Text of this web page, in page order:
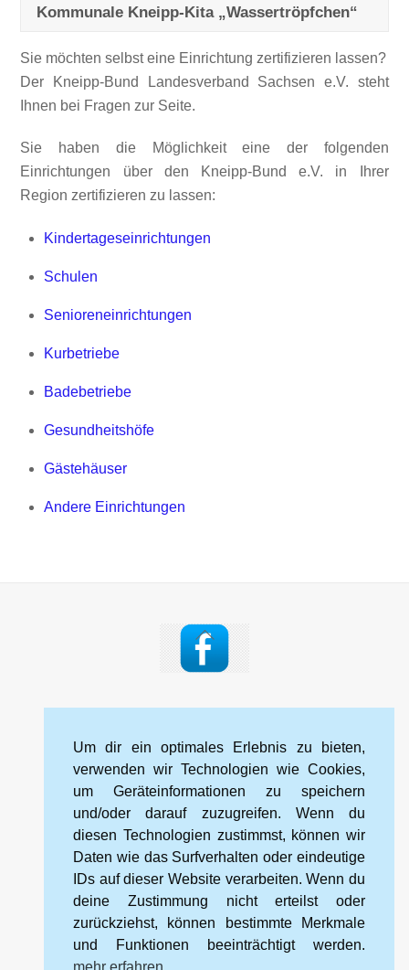
Kommunale Kneipp-Kita „Wassertröpfchen“
Sie möchten selbst eine Einrichtung zertifizieren lassen?
Der Kneipp-Bund Landesverband Sachsen e.V. steht
Ihnen bei Fragen zur Seite.
Sie haben die Möglichkeit eine der folgenden
Einrichtungen über den Kneipp-Bund e.V. in Ihrer
Region zertifizieren zu lassen:
Kindertageseinrichtungen
Schulen
Senioreneinrichtungen
Kurbetriebe
Badebetriebe
Gesundheitshöfe
Gästehäuser
Andere Einrichtungen
Back
To
Cookie-Richtlinie (EU)
Kneipp-Bund Landesverband Sachsen e. V.
Wehlener Straße 46
01067 Dresden
Tel.: 0351 328 99 88 2
Mobil: 0172 566 94 16
Um dir ein optimales Erlebnis zu bieten,
verwenden wir Technologien wie Cookies,
um Geräteinformationen zu speichern
und/oder darauf zuzugreifen. Wenn du
diesen Technologien zustimmst, können wir
Daten wie das Surfverhalten oder eindeutige
IDs auf dieser Website verarbeiten. Wenn du
deine Zustimmung nicht erteilst oder
zurückziehst, können bestimmte Merkmale
und Funktionen beeinträchtigt werden.